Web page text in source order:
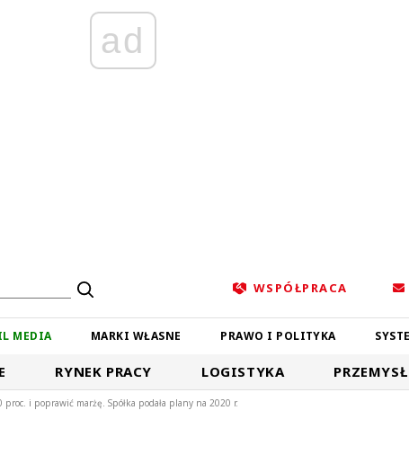
ad
WSPÓŁPRACA
MEDIA MARKI WŁASNE PRAWO I POLITYKA
RYNEK PRACY LOGISTYKA PRZEMYSŁ
i poprawić marżę. Spółka podała plany na 2020 r.